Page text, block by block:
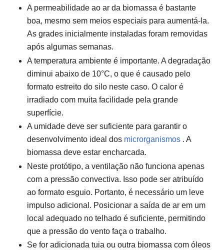
A permeabilidade ao ar da biomassa é bastante
boa, mesmo sem meios especiais para aumentá-la.
As grades inicialmente instaladas foram removidas
após algumas semanas.
A temperatura ambiente é importante. A degradação
diminui abaixo de 10°C, o que é causado pelo
formato estreito do silo neste caso. O calor é
irradiado com muita facilidade pela grande
superfície.
A umidade deve ser suficiente para garantir o
desenvolvimento ideal dos microrganismos . A
biomassa deve estar encharcada.
Neste protótipo, a ventilação não funciona apenas
com a pressão convectiva. Isso pode ser atribuído
ao formato esguio. Portanto, é necessário um leve
impulso adicional. Posicionar a saída de ar em um
local adequado no telhado é suficiente, permitindo
que a pressão do vento faça o trabalho.
Se for adicionada tuia ou outra biomassa com óleos